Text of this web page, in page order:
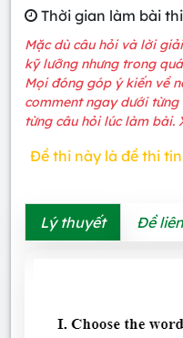
Thời gian làm bài
Mặc dù câu hỏi và lời
kỹ lưỡng nhưng trong
Mọi đóng góp ý kiến về
comment ngay dưới
từng câu hỏi lúc làm bài.
Đề thi này là đề thi
Lý thuyết